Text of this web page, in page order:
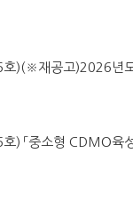
)(※재공고)2026년도
) 「중소형 CDMO육